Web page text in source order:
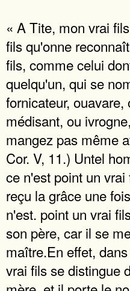
« A Tite, mon vrai
fils qu'onne
fils, comme celui
quelqu'un, qui se
fornicateur, ouavare,
médisant, ou
mangez pas même
Cor. V, 11.) Untel
ce n'est point un
reçu la grâce une
n'est. point un vrai
son père, car il se
maître.En effet,
vrai fils se distingue